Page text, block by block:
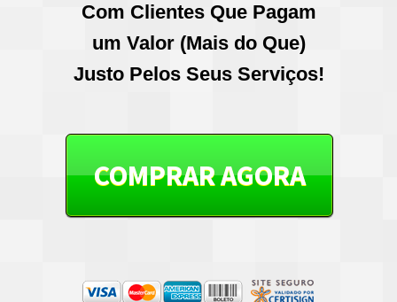
Com Clientes Que Pagam
um Valor (Mais do Que)
Justo Pelos Seus Serviços!
COMPRAR AGORA